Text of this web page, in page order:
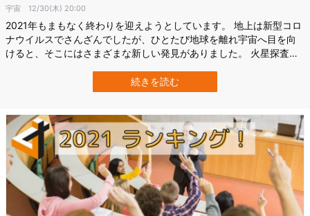
宇宙 12/30(木) 20:00
2021年もまもなく終わりを迎えようとしています。 地上は新型コロ
ナウイルスでさんざんでしたが、ひとたび地球を離れ宇宙へ目を向
けると、そこにはさまざまな新しい発見がありました。 火星探査機
たと報告したり、民間人が宇宙へ行ったり…。 その中で今年世間を
騒がせた興味深い宇宙関連の記事をランキング形式で紹介します。
続きを読む